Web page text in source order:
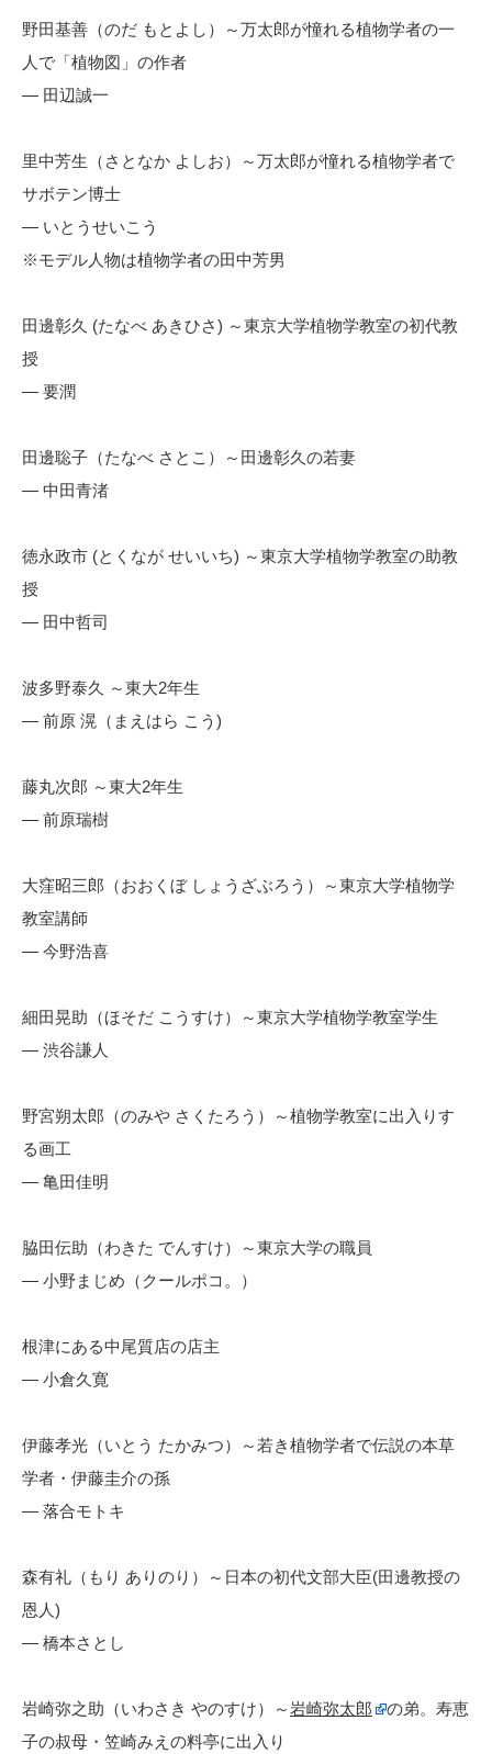
野田基善（のだ もとよし）～万太郎が憧れる植物学者の一
人で「植物図」の作者
— 田辺誠一
里中芳生（さとなか よしお）～万太郎が憧れる植物学者で
サボテン博士
— いとうせいこう
※モデル人物は植物学者の田中芳男
田邊彰久 (たなべ あきひさ) ～東京大学植物学教室の初代教
授
— 要潤
田邊聡子（たなべ さとこ）～田邊彰久の若妻
— 中田青渚
徳永政市 (とくなが せいいち) ～東京大学植物学教室の助教
授
— 田中哲司
波多野泰久 ～東大2年生
— 前原 滉（まえはら こう)
藤丸次郎 ～東大2年生
— 前原瑞樹
大窪昭三郎（おおくぼ しょうざぶろう）～東京大学植物学
教室講師
— 今野浩喜
細田晃助（ほそだ こうすけ）～東京大学植物学教室学生
— 渋谷謙人
野宮朔太郎（のみや さくたろう）～植物学教室に出入りす
る画工
— 亀田佳明
脇田伝助（わきた でんすけ）～東京大学の職員
— 小野まじめ（クールポコ。）
根津にある中尾質店の店主
— 小倉久寛
伊藤孝光（いとう たかみつ）～若き植物学者で伝説の本草
学者・伊藤圭介の孫
— 落合モトキ
森有礼（もり ありのり）～日本の初代文部大臣(田邊教授の
恩人)
— 橋本さとし
岩崎弥之助（いわさき やのすけ）～岩崎弥太郎
の弟。寿恵
子の叔母・笠崎みえの料亭に出入り